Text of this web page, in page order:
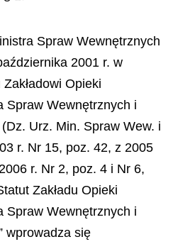
Spraw Wewnętrznych
2001 r. w
Opieki
Spraw Wewnętrznych i
Urz. Min. Spraw Wew. i
r. Nr 15, poz. 42, z 2005
r. Nr 2, poz. 4 i Nr 6,
Zakładu Opieki
Spraw Wewnętrznych i
wprowadza się